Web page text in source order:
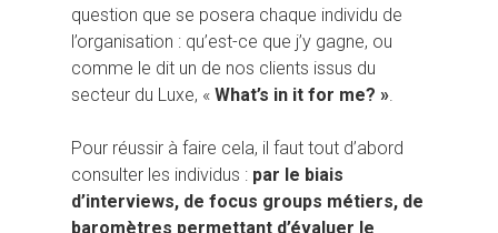
question que se posera chaque individu de
l’organisation : qu’est-ce que j’y gagne, ou
comme le dit un de nos clients issus du
secteur du Luxe, « What’s in it for me? ».
Pour réussir à faire cela, il faut tout d’abord
consulter les individus : par le biais
d’interviews, de focus groups métiers, de
baromètres permettant d’évaluer le